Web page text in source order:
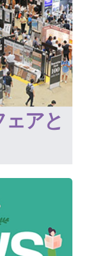
ェアと